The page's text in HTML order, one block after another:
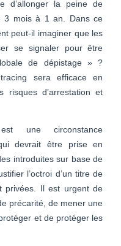
d’allonger la peine de
3 mois à 1 an. Dans ce
peut-il imaginer que les
se signaler pour être
de dépistage » ?
sera efficace en
risques d’arrestation et
une circonstance
devrait être prise en
introduites sur base de
l’octroi d’un titre de
privées. Il est urgent de
précarité, de mener une
et de protéger les